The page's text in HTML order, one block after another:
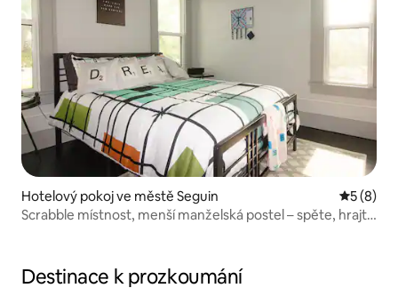
Hotelový pokoj ve městě Seguin
5 (8)
Scrabble místnost, menší manželská postel – spěte, hrajte
Destinace k prozkoumání